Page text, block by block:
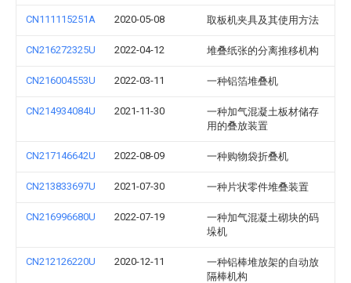
CN111115251A 2020-05-08 取板机夹具及其使用方法
CN216272325U 2022-04-12 堆叠纸张的分离推移机构
CN216004553U 2022-03-11 一种铝箔堆叠机
CN214934084U 2021-11-30
一种加气混凝土板材储存
用的叠放装置
CN217146642U 2022-08-09 一种购物袋折叠机
CN213833697U 2021-07-30 一种片状零件堆叠装置
CN216996680U 2022-07-19
一种加气混凝土砌块的码
垛机
CN212126220U 2020-12-11
一种铝棒堆放架的自动放
隔棒机构